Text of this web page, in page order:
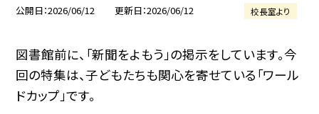
公開日 2026/06/12 更新日 2026/06/12 校長室より
図書館前に、「新聞をよもう」の掲示をしています。今
回の特集は、子どもたちも関心を寄せている「ワール
ドカップ」です。